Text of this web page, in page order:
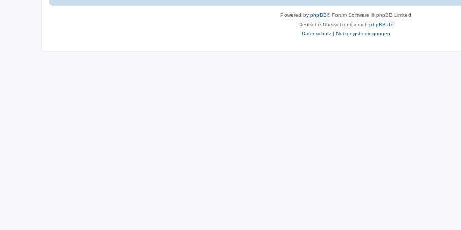
r
Powered by phpBB® Forum Software © phpBB Limited
Deutsche Übersetzung durch phpBB.de
Datenschutz| Nutzungsbedingungen